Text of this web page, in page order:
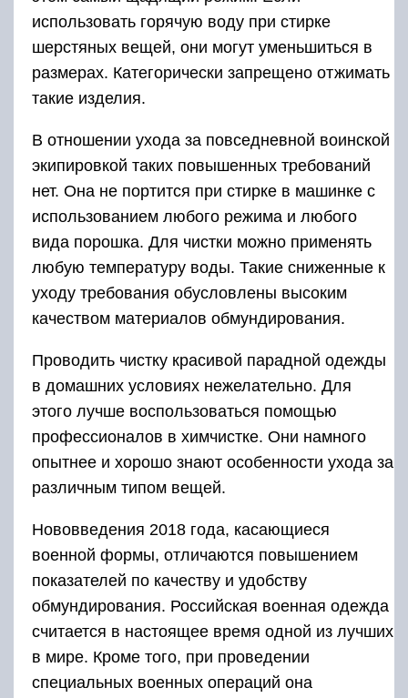
использовать горячую воду при стирке
шерстяных вещей, они могут уменьшиться в
размерах. Категорически запрещено отжимать
такие изделия.
В отношении ухода за повседневной воинской
экипировкой таких повышенных требований
нет. Она не портится при стирке в машинке с
использованием любого режима и любого
вида порошка. Для чистки можно применять
любую температуру воды. Такие сниженные к
уходу требования обусловлены высоким
качеством материалов обмундирования.
Проводить чистку красивой парадной одежды
в домашних условиях нежелательно. Для
этого лучше воспользоваться помощью
профессионалов в химчистке. Они намного
опытнее и хорошо знают особенности ухода за
различным типом вещей.
Нововведения 2018 года, касающиеся
военной формы, отличаются повышением
показателей по качеству и удобству
обмундирования. Российская военная одежда
считается в настоящее время одной из лучших
в мире. Кроме того, при проведении
специальных военных операций она